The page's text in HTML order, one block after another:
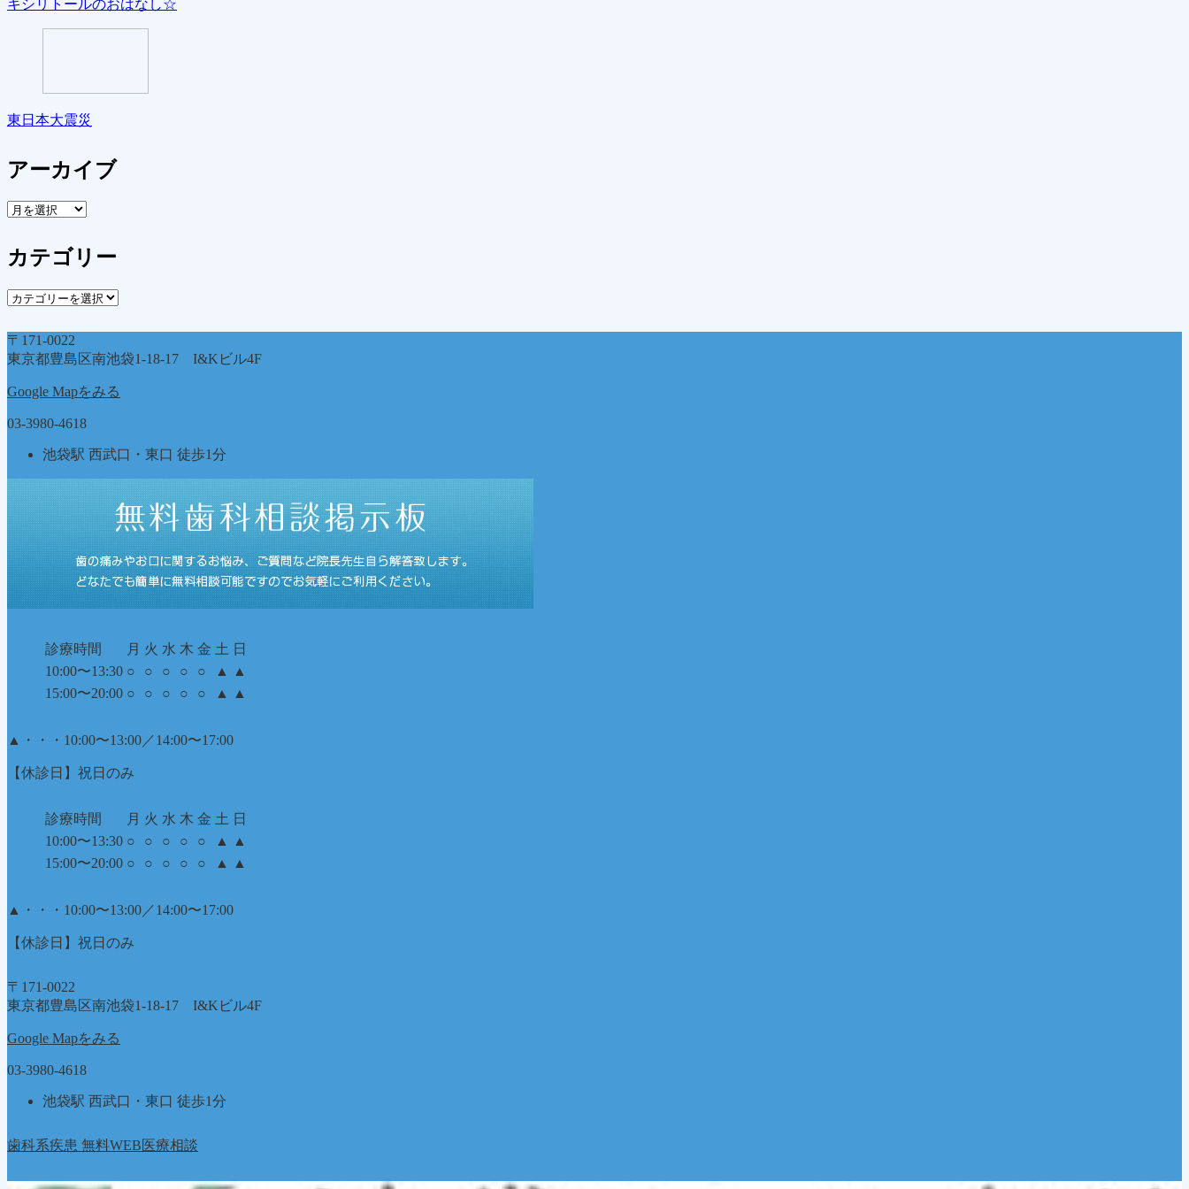
キシリトールのおはなし☆
東日本大震災
アーカイブ
ア
カ
イ
カテゴリー
カ
ゴ
リ
〒171-0022
東京都豊島区南池袋1-18-17 I&Kビル4F
Google Mapをみる
03-3980-4618
池袋駅 西武口・東口 徒歩1分
診療時間 月 火 水 木 金 土 日
10:00〜13:30 ○ ○ ○ ○ ○ ▲
▲
15:00〜20:00 ○ ○ ○ ○ ○ ▲ ▲
▲ ・・・10:00〜13:00／14:00〜17:00
【休診日】祝日のみ
診療時間 月 火 水 木 金 土 日
10:00〜13:30 ○ ○ ○ ○ ○ ▲
▲
15:00〜20:00 ○ ○ ○ ○ ○ ▲ ▲
▲ ・・・10:00〜13:00／14:00〜17:00
【休診日】祝日のみ
〒171-0022
東京都豊島区南池袋1-18-17 I&Kビル4F
Google Mapをみる
03-3980-4618
池袋駅 西武口・東口 徒歩1分
歯科系疾患 無料WEB医療相談